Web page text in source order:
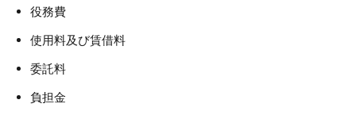
役務費
使用料及び賃借料
委託料
負担金